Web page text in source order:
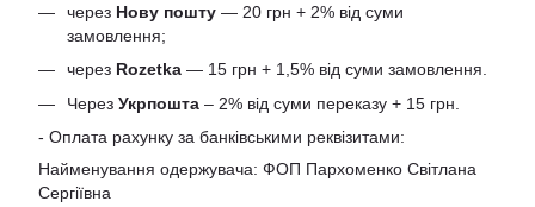
через Нову пошту — 20 грн + 2% від суми
замовлення;
через Rozetka — 15 грн + 1,5% від суми замовлення.
Через Укрпошта – 2% від суми переказу + 15 грн.
- Оплата рахунку за банківськими реквізитами:
Найменування одержувача: ФОП Пархоменко Світлана
Сергіївна